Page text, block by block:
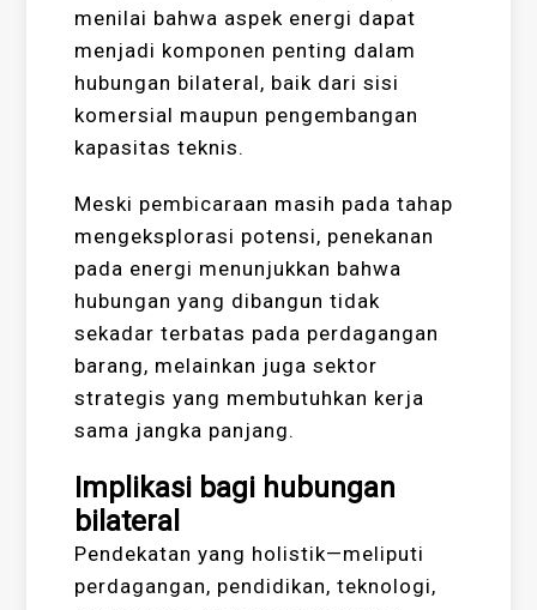
menilai bahwa aspek energi dapat
menjadi komponen penting dalam
hubungan bilateral, baik dari sisi
komersial maupun pengembangan
kapasitas teknis.
Meski pembicaraan masih pada tahap
mengeksplorasi potensi, penekanan
pada energi menunjukkan bahwa
hubungan yang dibangun tidak
sekadar terbatas pada perdagangan
barang, melainkan juga sektor
strategis yang membutuhkan kerja
sama jangka panjang.
Implikasi bagi hubungan
bilateral
Pendekatan yang holistik—meliputi
perdagangan, pendidikan, teknologi,